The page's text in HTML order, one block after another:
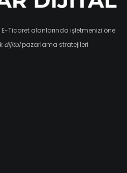
E-Ticaret alanlarında işletmenizi öne
dijitalpazarlama stratejileri